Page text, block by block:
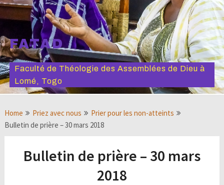
FATAD
Faculté de Théologie des Assemblées de Dieu à
Lomé, Togo
Home Priez avec nous
Prier pour les non-atteints
Bulletin de prière – 30 mars 2018
Bulletin de prière – 30 mars
2018